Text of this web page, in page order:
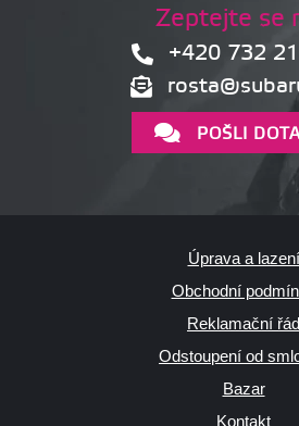
Zeptejte se
+420 732
POŠLI
Úprava a lazení
Obchodní
Reklamační řád
Odstoupení od
Bazar
Kontakt